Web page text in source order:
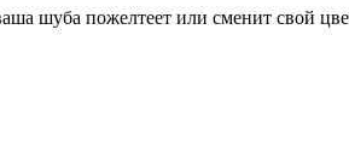
шуба пожелтеет или сменит свой